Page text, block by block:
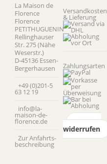
La Maison de
Florence
Florence
PETITHUGUENIN
Rellinghauser
Str. 275 (Nähe
Weserstr.)
D-45136 Essen-
Bergerhausen
+49 (0)201-5
63 12 19
info@la-
maison-de-
florence.de
Zur Anfahrts­
beschreibung
Versandkosten
& Lieferung
Zahlungsarten
Vertrag
widerrufen